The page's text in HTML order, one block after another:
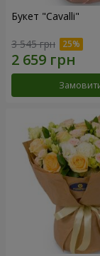
Букет "Cаvalli"
3 545 грн